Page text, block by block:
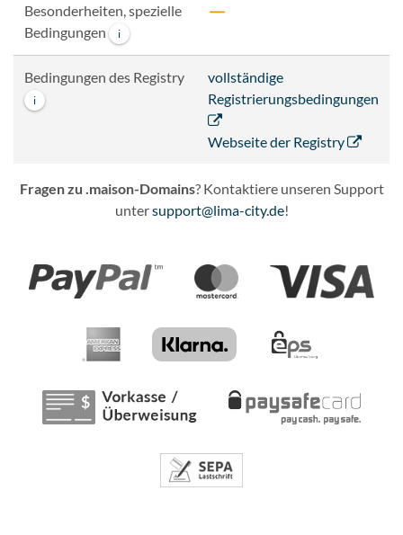
Besonderheiten, spezielle
Bedingungen
i
Bedingungen des Registry
i
vollständige
Registrierungsbedingungen
Webseite der Registry
Fragen zu .maison-Domains? Kontaktiere unseren Support
untersupport@lima-city.de!